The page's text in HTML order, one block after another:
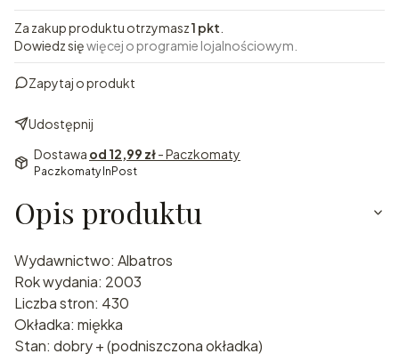
Za zakup produktu otrzymasz1 pkt
Dowiedz sięwięcej o programie lojalnościowym.
Zapytaj o produkt
Udostępnij
Dostawa od 12,99 zł- Paczkomaty
Paczkomaty InPost
Opis produktu
Wydawnictwo: Albatros
Rok wydania: 2003
Liczba stron: 430
Okładka: miękka
Stan: dobry + (podniszczona okładka)